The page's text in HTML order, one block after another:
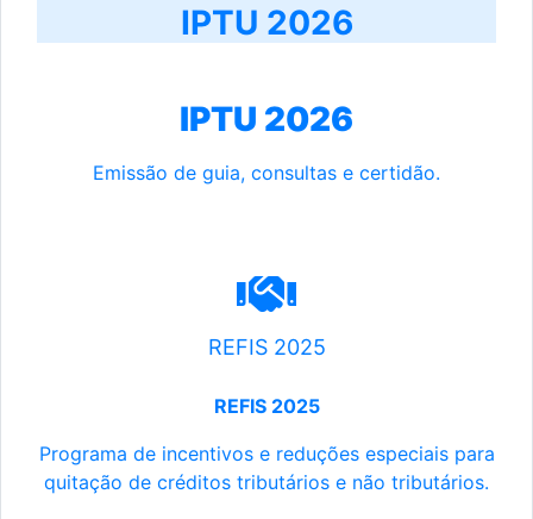
IPTU 2026
IPTU 2026
Emissão de guia, consultas e certidão.
REFIS 2025
REFIS 2025
Programa de incentivos e reduções especiais para
quitação de créditos tributários e não tributários.